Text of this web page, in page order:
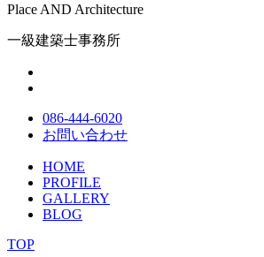
Place AND Architecture
一級建築士事務所
086-444-6020
お問い合わせ
HOME
PROFILE
GALLERY
BLOG
TOP